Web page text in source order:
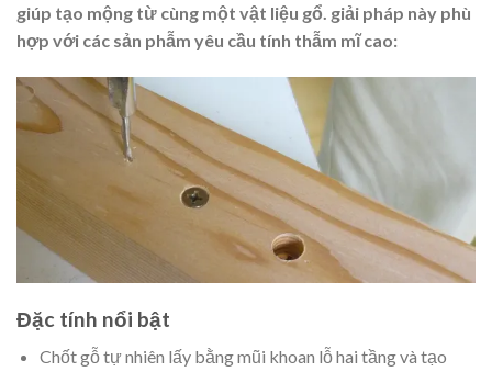
giúp tạo mộng từ cùng một vật liệu gổ. giải pháp này phù
hợp với các sản phẫm yêu cầu tính thẫm mĩ cao:
Đặc tính nổi bật
Chốt gỗ tự nhiên lấy bằng mũi khoan lỗ hai tầng và tạo